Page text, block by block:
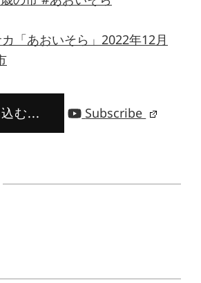
「あおいそら」2022年12月
む... Subscribe